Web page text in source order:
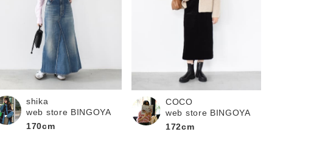
shika
web store BINGOYA
170cm
COCO
web store BINGOYA
172cm